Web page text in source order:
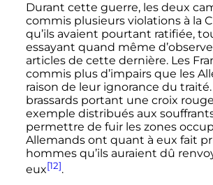
Durant cette guerre, les deux
commis plusieurs violations à la
qu’ils avaient pourtant ratifiée,
essayant quand même
articles de cette dernière. Les
commis plus d’impairs que les
raison de leur ignorance du
brassards portant une croix
exemple distribués aux
permettre de fuir les zones
Allemands ont quant à eux fait
hommes qu’ils auraient dû
eux[12].